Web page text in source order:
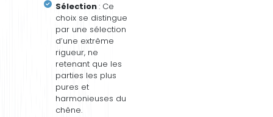
Sélection: Ce
choix se distingue
par une sélection
d’une extrême
rigueur, ne
retenant que les
parties les plus
pures et
harmonieuses du
chêne.